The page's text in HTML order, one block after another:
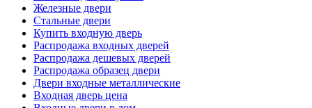
Железные двери
Стальные двери
Купить входную дверь
Распродажа входных дверей
Распродажа дешевых дверей
Распродажа образец двери
Двери входные металлические
Входная дверь цена